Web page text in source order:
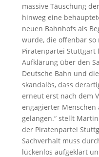
massive Täuschung
hinweg eine
neuen Bahnhofs als
wurde, die offenbar so
Piratenpartei Stuttgart
Aufklärung über den
Deutsche Bahn und
skandalös, dass
erneut erst nach dem
engagierter
gelangen.“ stellt
der Piratenpartei
Sachverhalt muss
lückenlos aufgeklärt